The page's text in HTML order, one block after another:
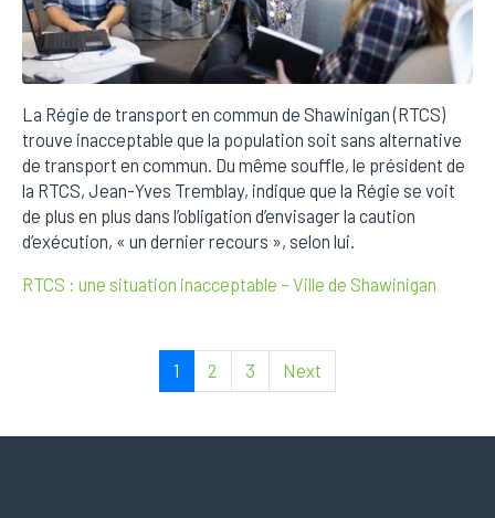
La Régie de transport en commun de Shawinigan (RTCS)
trouve inacceptable que la population soit sans alternative
de transport en commun. Du même souffle, le président de
la RTCS, Jean-Yves Tremblay, indique que la Régie se voit
de plus en plus dans l’obligation d’envisager la caution
d’exécution, « un dernier recours », selon lui.
RTCS : une situation inacceptable – Ville de Shawinigan
1 2 3 Next